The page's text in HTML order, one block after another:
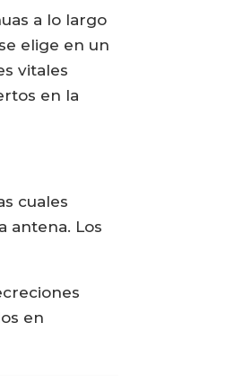
a lo largo
elige en un
vitales
en la
cuales
antena. Los
en